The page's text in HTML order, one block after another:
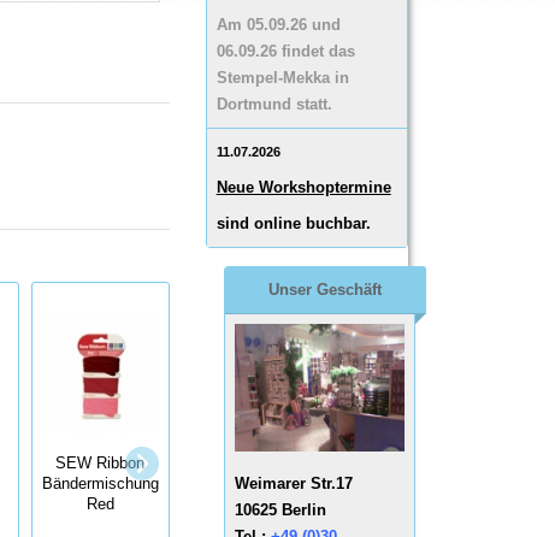
SEW Ribbon
Bändermischung
Red
Adhesive
schwarz/weiß
Am 05.09.26 und
06.09.26 findet das
Stempel-Mekka in
Dortmund statt.
11.07.2026
Neue Workshoptermine
sind online buchbar.
Unser Geschäft
Weimarer Str.17
10625 Berlin